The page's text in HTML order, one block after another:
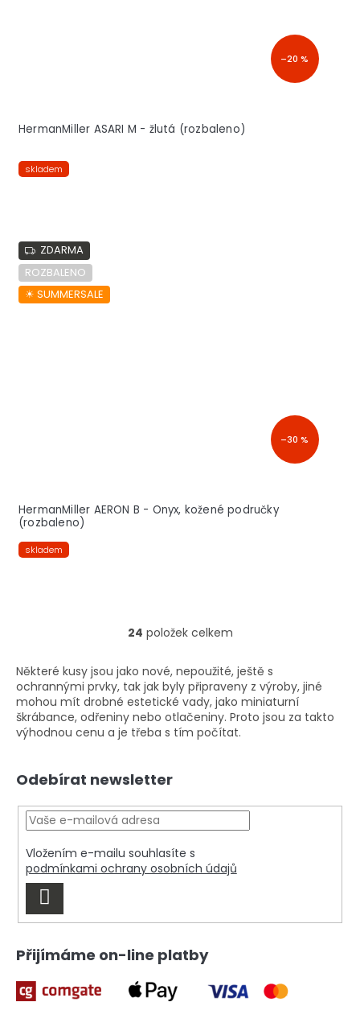
–20 %
HermanMiller ASARI M - žlutá (rozbaleno)
skladem
ZDARMA
ROZBALENO
☀︎ SUMMERSALE
–30 %
HermanMiller AERON B - Onyx, kožené područky
(rozbaleno)
skladem
O
l
á
d
a
c
k
ý
p
24 položek celkem
Některé kusy jsou jako nové, nepoužité, ještě s
ochrannými prvky, tak jak byly připraveny z výroby, jiné
mohou mít drobné estetické vady, jako miniaturní
škrábance, odřeniny nebo otlačeniny. Proto jsou za takto
výhodnou cenu a je třeba s tím počítat.
Odebírat newsletter
Vložením e-mailu souhlasíte s
podmínkami ochrany osobních údajů
SE
Přijímáme on-line platby